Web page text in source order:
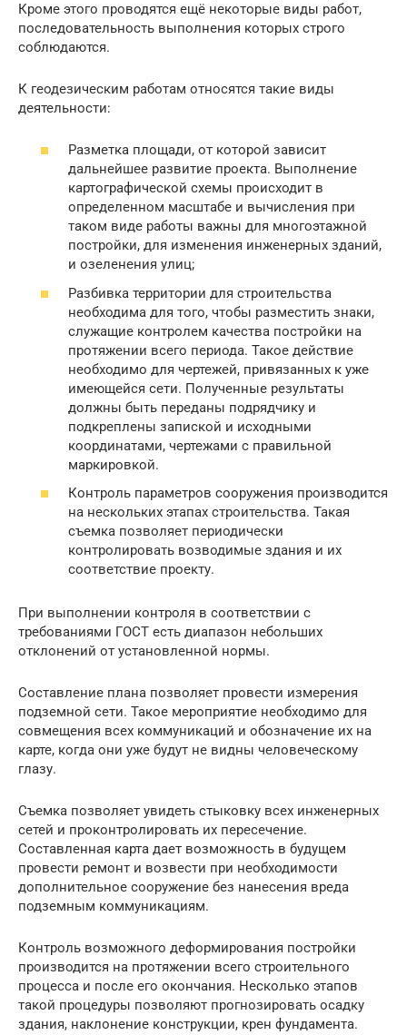
Кроме этого проводятся ещё некоторые виды работ,
последовательность выполнения которых строго
соблюдаются.
К геодезическим работам относятся такие виды
деятельности:
Разметка площади, от которой зависит
дальнейшее развитие проекта. Выполнение
картографической схемы происходит в
определенном масштабе и вычисления при
таком виде работы важны для многоэтажной
постройки, для изменения инженерных зданий,
и озеленения улиц;
Разбивка территории для строительства
необходима для того, чтобы разместить знаки,
служащие контролем качества постройки на
протяжении всего периода. Такое действие
необходимо для чертежей, привязанных к уже
имеющейся сети. Полученные результаты
должны быть переданы подрядчику и
подкреплены запиской и исходными
координатами, чертежами с правильной
маркировкой.
Контроль параметров сооружения производится
на нескольких этапах строительства. Такая
съемка позволяет периодически
контролировать возводимые здания и их
соответствие проекту.
При выполнении контроля в соответствии с
требованиями ГОСТ есть диапазон небольших
отклонений от установленной нормы.
Составление плана позволяет провести измерения
подземной сети. Такое мероприятие необходимо для
совмещения всех коммуникаций и обозначение их на
карте, когда они уже будут не видны человеческому
глазу.
Съемка позволяет увидеть стыковку всех инженерных
сетей и проконтролировать их пересечение.
Составленная карта дает возможность в будущем
провести ремонт и возвести при необходимости
дополнительное сооружение без нанесения вреда
подземным коммуникациям.
Контроль возможного деформирования постройки
производится на протяжении всего строительного
процесса и после его окончания. Несколько этапов
такой процедуры позволяют прогнозировать осадку
здания, наклонение конструкции, крен фундамента.